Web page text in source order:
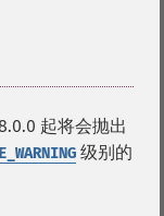
起将会抛出
E_WARNING 级别的